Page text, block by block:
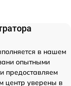
в нашем
опытными
предоставляем
центр уверены в